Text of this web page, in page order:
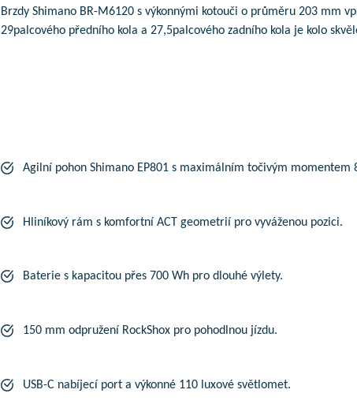
Brzdy Shimano BR-M6120 s výkonnými kotouči o průměru 203 mm
29palcového předního kola a 27,5palcového zadního kola je kolo
Agilní pohon Shimano EP801 s maximálním točivým momentem
Hliníkový rám s komfortní ACT geometrií pro vyváženou pozici.
Baterie s kapacitou přes 700 Wh pro dlouhé výlety.
150 mm odpružení RockShox pro pohodlnou jízdu.
USB-C nabíjecí port a výkonné 110 luxové světlomet.